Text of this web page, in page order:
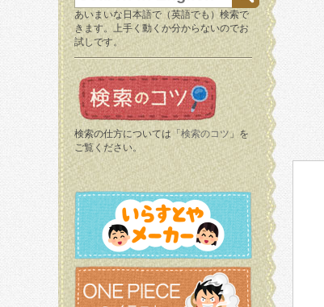
あいまいな日本語で（英語でも）検索で
きます。上手く動くか分からないのでお
試しです。
検索の仕方については「 検索のコツ 」を
ご覧ください。